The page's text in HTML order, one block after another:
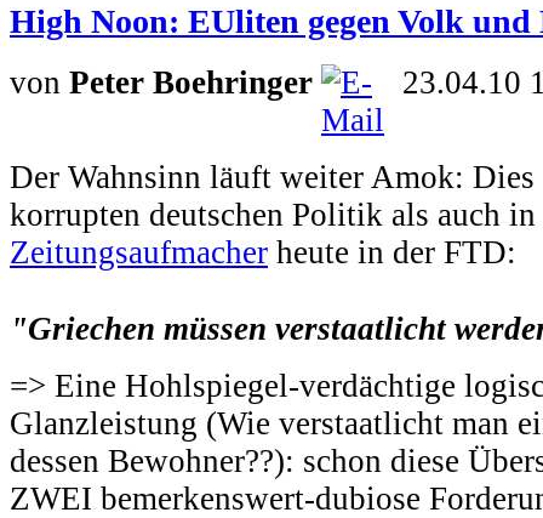
High Noon: EUliten gegen Volk
von Peter Boehringer 23.04.10
Der Wahnsinn läuft weiter Amok:
korrupten deutschen Politik als auch
Zeitungsaufmacher heute in der FTD:
"Griechen müssen verstaatlicht
=> Eine Hohlspiegel-verdächtige
Glanzleistung (Wie verstaatlicht man
dessen Bewohner??): schon diese
ZWEI bemerkenswert-dubiose